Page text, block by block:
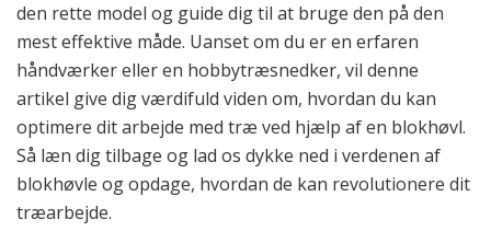
den rette model og guide dig til at bruge den på den
mest effektive måde. Uanset om du er en erfaren
håndværker eller en hobbytræsnedker, vil denne
artikel give dig værdifuld viden om, hvordan du kan
optimere dit arbejde med træ ved hjælp af en blokhøvl.
Så læn dig tilbage og lad os dykke ned i verdenen af
blokhøvle og opdage, hvordan de kan revolutionere dit
træarbejde.